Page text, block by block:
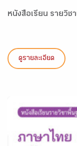
หนังสือเรียน รายวิช
ดูรายละเอียด